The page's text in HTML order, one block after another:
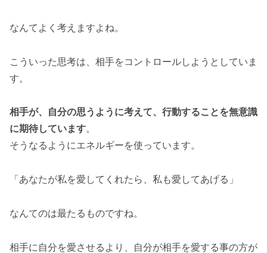
なんてよく考えますよね。
こういった思考は、相手をコントロールしようとしていま
す。
相手が、自分の思うように考えて、行動することを無意識
に期待しています。
そうなるようにエネルギーを使っています。
「あなたが私を愛してくれたら、私も愛してあげる」
なんてのは最たるものですね。
相手に自分を愛させるより、自分が相手を愛する事の方が